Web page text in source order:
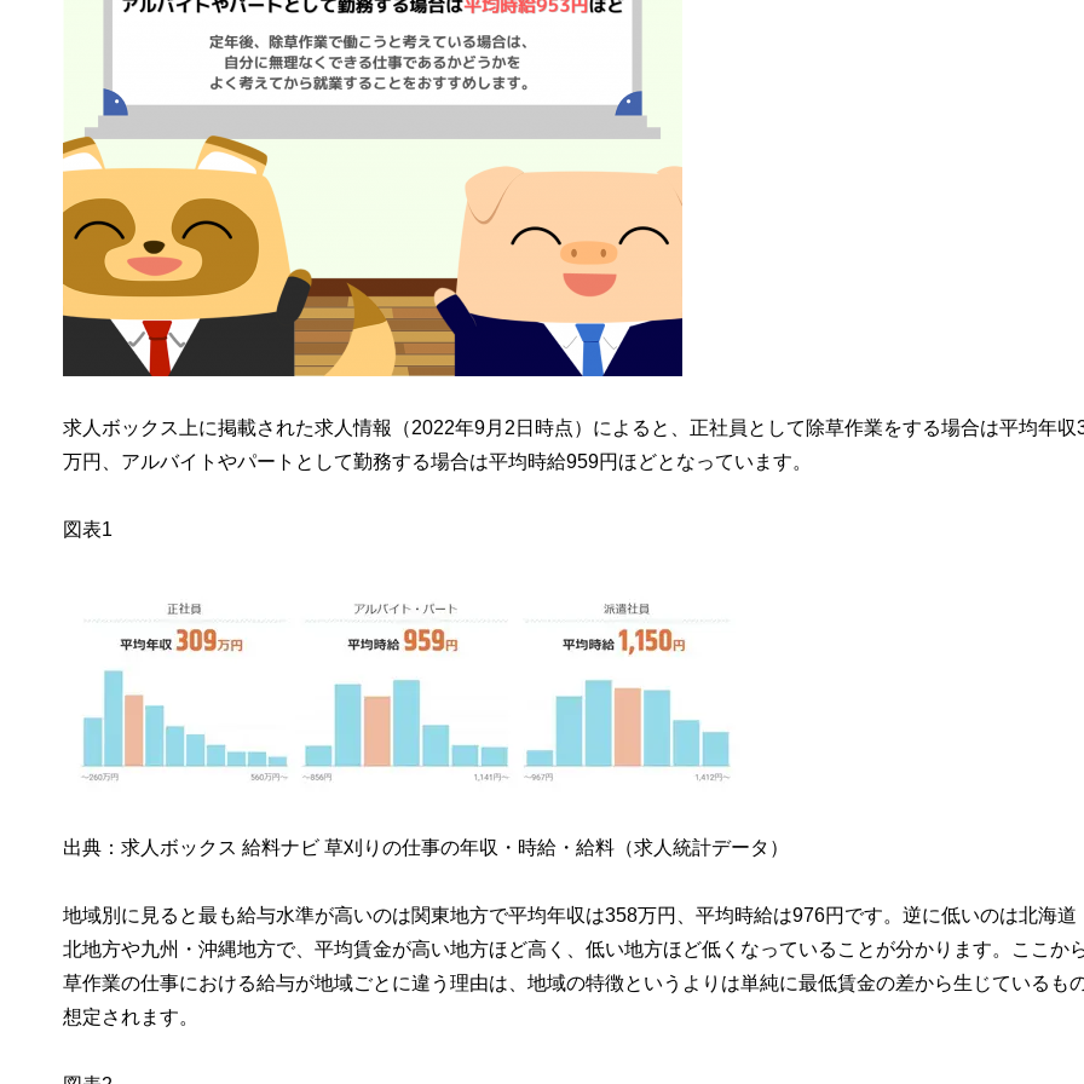
求人ボックス上に掲載された求人情報（2022年9月2日時点）によると、正社員として除草作業をする場合は平均年収
万円、アルバイトやパートとして勤務する場合は平均時給959円ほどとなっています。
図表1
出典：求人ボックス 給料ナビ 草刈りの仕事の年収・時給・給料（求人統計データ）
地域別に見ると最も給与水準が高いのは関東地方で平均年収は358万円、平均時給は976円です。逆に低いのは北海道
北地方や九州・沖縄地方で、平均賃金が高い地方ほど高く、低い地方ほど低くなっていることが分かります。ここか
草作業の仕事における給与が地域ごとに違う理由は、地域の特徴というよりは単純に最低賃金の差から生じているも
想定されます。